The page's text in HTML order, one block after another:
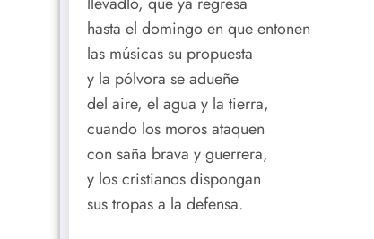
hasta el domingo en que entonen
las músicas su propuesta
y la pólvora se adueñe
del aire, el agua y la tierra,
cuando los moros ataquen
con saña brava y guerrera,
y los cristianos dispongan
sus tropas a la defensa.